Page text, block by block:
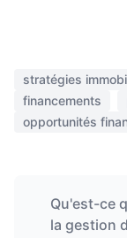
stratégies
financements
opportunités
Qu'est-ce
la gestion